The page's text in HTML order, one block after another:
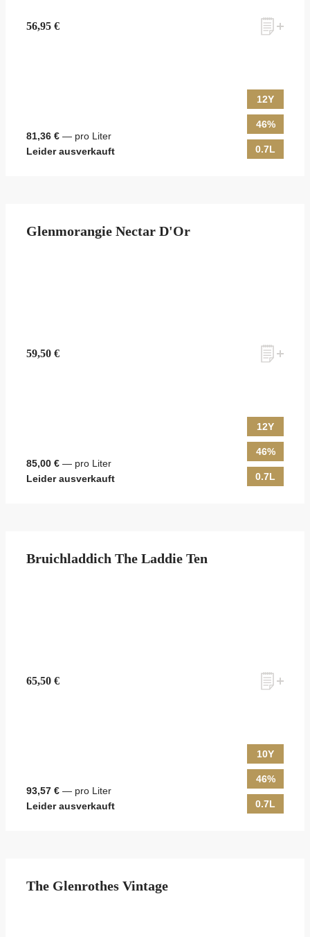
56,95 €
81,36 € — pro Liter
Leider ausverkauft
12Y
46%
0.7L
Glenmorangie Nectar D'Or
59,50 €
85,00 € — pro Liter
Leider ausverkauft
12Y
46%
0.7L
Bruichladdich The Laddie Ten
65,50 €
93,57 € — pro Liter
Leider ausverkauft
10Y
46%
0.7L
The Glenrothes Vintage